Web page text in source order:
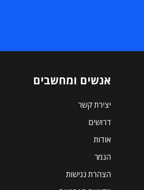
אנשים ומחשבים
יצירת קשר
דרושים
אודות
הנמר
הצהרת נגישות